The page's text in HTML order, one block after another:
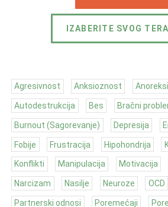
IZABERITE SVOG
Agresivnost Anksioznost
Autodestrukcija Bes Bračni
Burnout (Sagorevanje) Depresija
Fobije Frustracija Hipohondrija
Konflikti Manipulacija Motivacija
Narcizam Nasilje Neuroze OCD
Partnerski odnosi Poremećaji